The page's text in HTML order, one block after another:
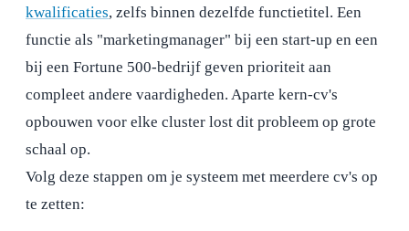
kwalificaties, zelfs binnen dezelfde functietitel. Een
functie als "marketingmanager" bij een start-up en een
bij een Fortune 500-bedrijf geven prioriteit aan
compleet andere vaardigheden. Aparte kern-cv's
opbouwen voor elke cluster lost dit probleem op grote
schaal op.
Volg deze stappen om je systeem met meerdere cv's op
te zetten: